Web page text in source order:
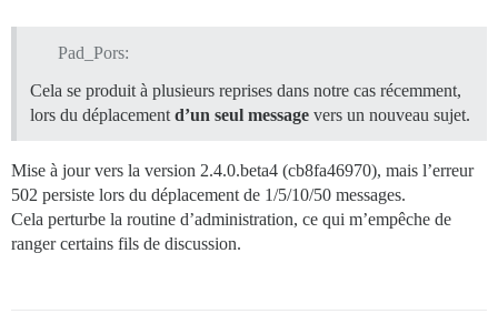
Pad_Pors:
Cela se produit à plusieurs reprises dans notre cas récemment,
lors du déplacement d’un seul message vers un nouveau sujet.
Mise à jour vers la version 2.4.0.beta4 (cb8fa46970), mais l’erreur
502 persiste lors du déplacement de 1/5/10/50 messages.
Cela perturbe la routine d’administration, ce qui m’empêche de
ranger certains fils de discussion.